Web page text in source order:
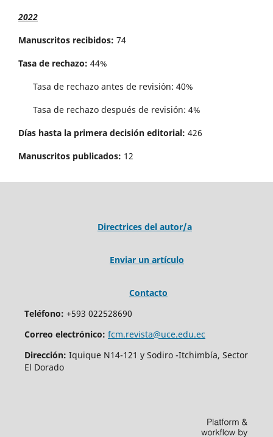
2022
Manuscritos recibidos: 74
Tasa de rechazo: 44%
Tasa de rechazo antes de revisi´on: 40%
Tasa de rechazo después de revisión: 4%
Días hasta la primera decisión editorial: 426
Manuscritos publicados: 12
Directrices del autor/a
Enviar un artículo
Contacto
Teléfono: +593 022528690
Correo electrónico: fcm.revista@uce.edu.ec
Dirección: Iquique N14-121 y Sodiro -Itchimbía, Sector
El Dorado